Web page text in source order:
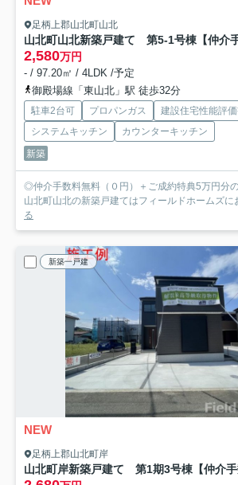
足柄上郡山北町山北
山北町山北新築戸建て 第5-1号棟 【仲介
2,580万円
- / 97.20㎡ / 4LDK /予定
御殿場線「東山北」駅 徒歩32分
駐車2台可 プロパンガス 建設住宅性能評
システムキッチン
カウンターキッチン
新築
◎仲介手数料無料（０円）＋ご成約特典5万円分
山北町山北の新築戸建てはフィールドホームズに
る
新築一戸建
NEW
足柄上郡山北町岸
山北町岸新築戸建て 第1期3号棟 【仲介